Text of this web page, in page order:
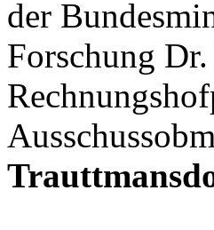
der
Forschung